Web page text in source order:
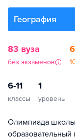
География
83 вуза
без экзаменов
6-11
классы
1
уровень
Олимпиада
образовательный